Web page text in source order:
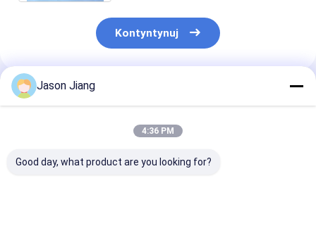
Kontyntynuj
Polecane Produkty
Jason Jiang
4:36 PM
Good day, what product are you looking for?